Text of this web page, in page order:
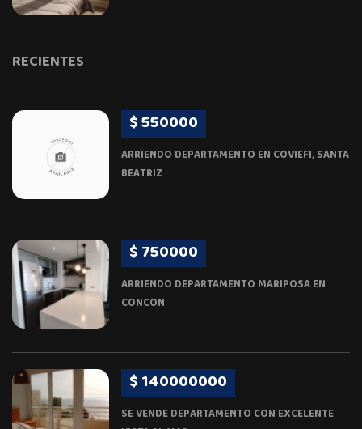
RECIENTES
$ 550000
ARRIENDO DEPARTAMENTO EN COVIEFI, SANTA
BEATRIZ
$ 750000
ARRIENDO DEPARTAMENTO MARIPOSA EN
CONCON
$ 140000000
SE VENDE DEPARTAMENTO CON EXCELENTE